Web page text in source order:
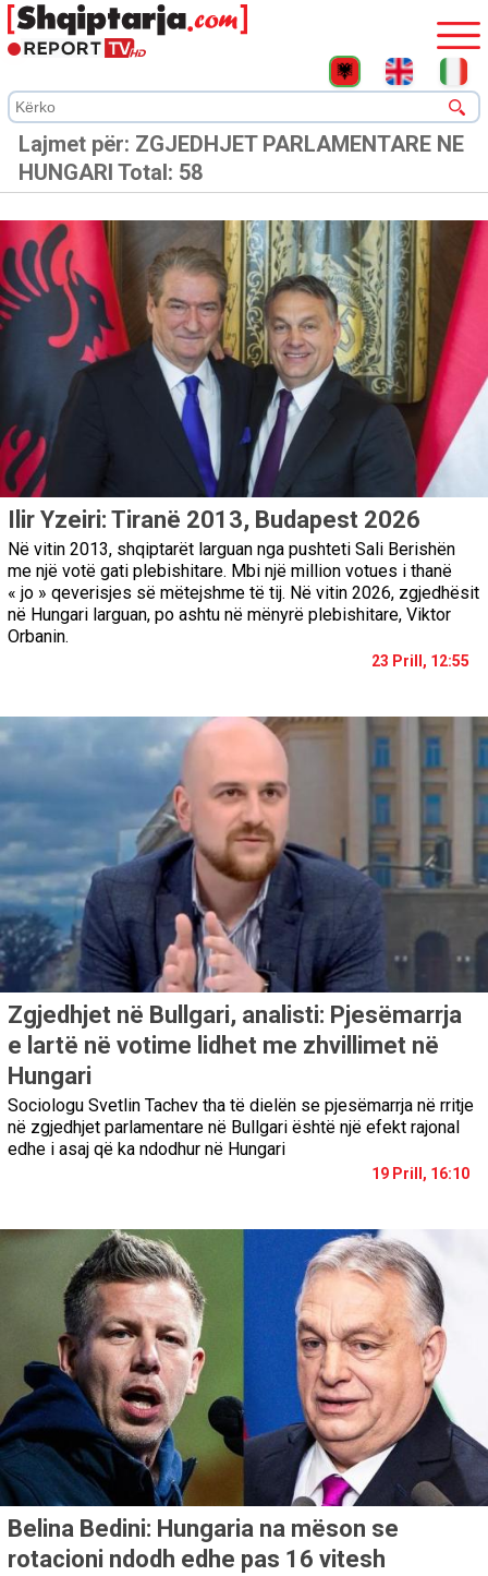
Lajmet për: ZGJEDHJET PARLAMENTARE NE
HUNGARI Total: 58
Ilir Yzeiri: Tiranë 2013, Budapest 2026
Në vitin 2013, shqiptarët larguan nga pushteti Sali Berishën
me një votë gati plebishitare. Mbi një million votues i thanë
« jo » qeverisjes së mëtejshme të tij. Në vitin 2026, zgjedhësit
në Hungari larguan, po ashtu në mënyrë plebishitare, Viktor
Orbanin.
23 Prill, 12:55
Zgjedhjet në Bullgari, analisti: Pjesëmarrja
e lartë në votime lidhet me zhvillimet në
Hungari
Sociologu Svetlin Tachev tha të dielën se pjesëmarrja në rritje
në zgjedhjet parlamentare në Bullgari është një efekt rajonal
edhe i asaj që ka ndodhur në Hungari
19 Prill, 16:10
Belina Bedini: Hungaria na mëson se
rotacioni ndodh edhe pas 16 vitesh